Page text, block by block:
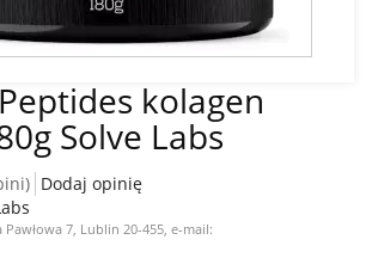
kolagen
Solve Labs
Dodaj opinię
7, Lublin 20-455, e-mail: